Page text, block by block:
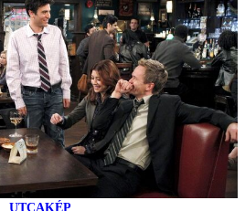
UTCAKÉP